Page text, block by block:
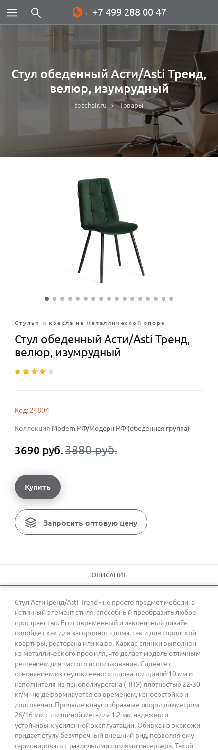
+7 499 288 00 47
Стул обеденный Асти/Asti Тренд,
велюр, изумрудный
tetchair.ru Товары
Стулья и кресла на металлической опоре
Стул обеденный Асти/Asti Тренд,
велюр, изумрудный
Код: 24804
Коллекция Modern РФ/Модерн РФ (обеденная группа)
3690 руб.3880 руб.
Купить
Запросить оптовую цену
ОПИСАНИЕ
Стул АстиТренд/Asti Trend - не просто предмет мебели, а
истинный элемент стиля, способный преобразить любое
пространство. Его современный и лаконичный дизайн
подойдет как для загородного дома, так и для городской
квартиры, ресторана или кафе. Каркас спинки выполнен
из металлического профиля, что делает модель отличным
решением для частого использования. Сиденье с
основанием из гнутоклееного шпона толщиной 10 мм и
наполнителя из пенополиуретана (ППУ) плотностью 22-30
кг/м³ не деформируется со временем, износостойко и
долговечно. Прочные конусообразные опоры диаметром
26/16 мм с толщиной металла 1,2 мм надежны и
устойчивы к усиленной эксплуатации. Обивка из экокожи
придает стулу безупречный внешний вид, позволяя ему
гармонировать с различными стилями интерьера. Такой